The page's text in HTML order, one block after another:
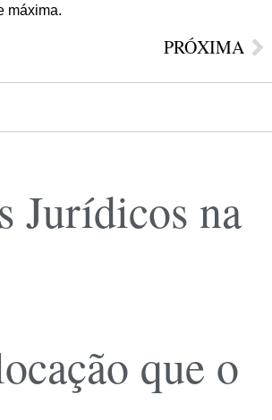
máxima.
PRÓXIMA
Jurídicos na
que o